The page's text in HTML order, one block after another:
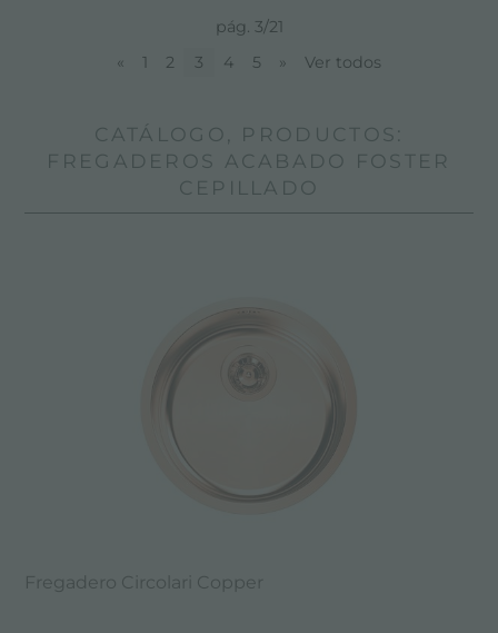
pág. 3/21
«
1 2 3 4 5 » Ver todos
CATÁLOGO, PRODUCTOS:
FREGADEROS ACABADO FOSTER
CEPILLADO
Fregadero Circolari Copper